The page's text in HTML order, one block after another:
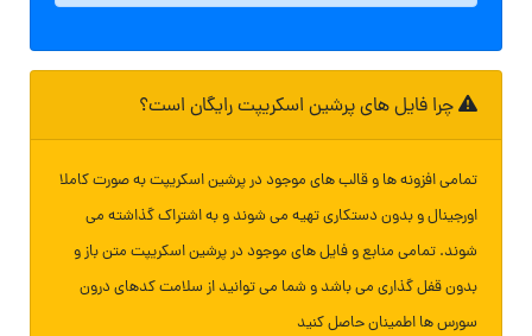
چرا فایل های پرشین اسکریپت رایگان است؟
تمامی افزونه ها و قالب های موجود در پرشین اسکریپت به صورت کاملا
اورجینال و بدون دستکاری تهیه می شوند و به اشتراک گذاشته می
شوند. تمامی منابع و فایل های موجود در پرشین اسکریپت متن باز و
بدون قفل گذاری می باشد و شما می توانید از سلامت کدهای درون
سورس ها اطمینان حاصل کنید